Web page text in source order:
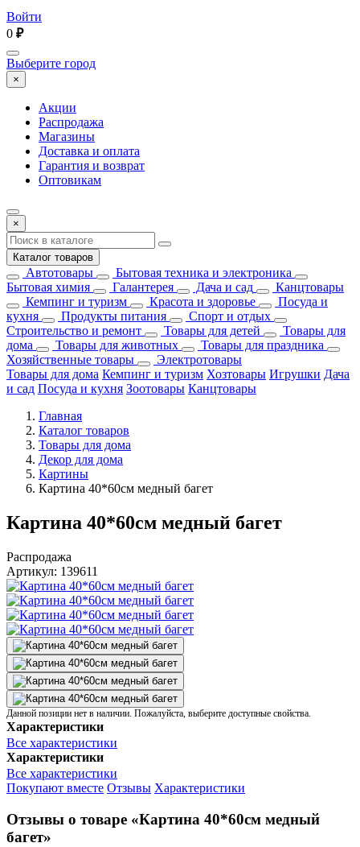
Войти
0 ₽
Выберите город
×
Акции
Распродажа
Магазины
Доставка и оплата
Гарантия и возврат
Оптовикам
×
Каталог товаров
Автотовары
Бытовая техника и электроника
Бытовая химия
Галантерея Дача и сад
Канцтовары
Кемпинг и туризм
Красота и здоровье
Посуда и
кухня
Продукты питания
Спорт и отдых
Строительство и ремонт
Товары для детей
Товары для
дома
Товары для животных
Товары для праздника
Хозяйственные товары
Электротовары
Товары для дома Кемпинг и туризм Хозтовары Игрушки Дача
и сад Посуда и кухня Зоотовары Канцтовары
Главная
Каталог товаров
Товары для дома
Декор для дома
Картины
Картина 40*60см медный багет
Картина 40*60см медный багет
Распродажа
Артикул: 139611
Данной позиции нет в наличии. Пожалуйста, выберите доступные свойства.
Характеристики
Все характеристики
Характеристики
Все характеристики
Покупают вместе Отзывы Характеристики
Отзывы о товаре «Картина 40*60см медный
багет»